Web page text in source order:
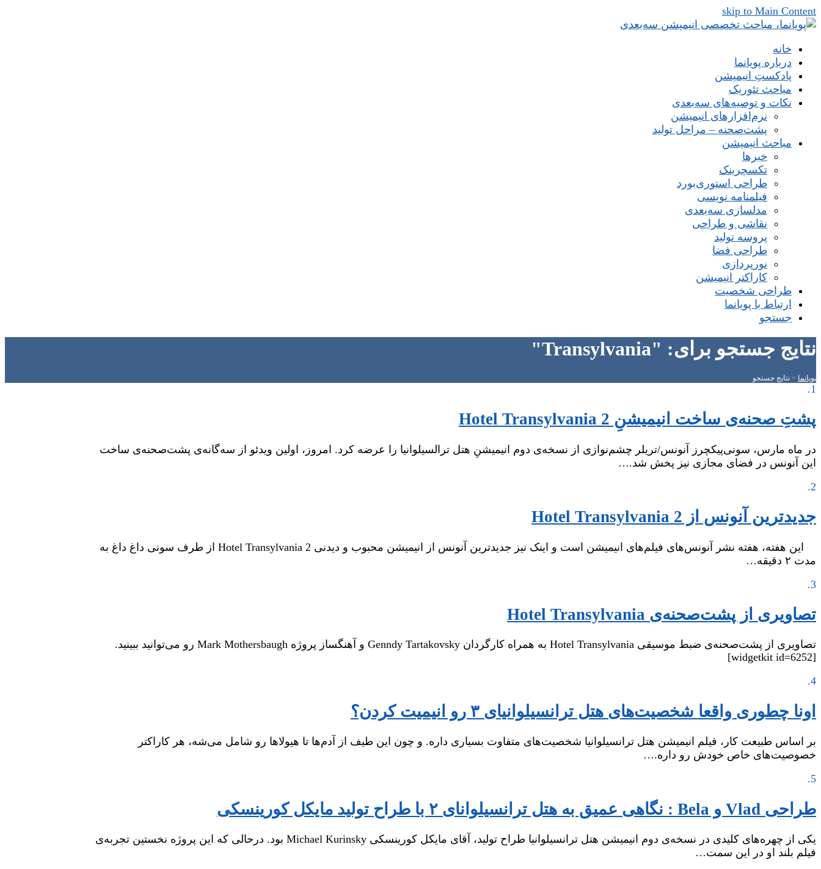
skip to Main Content
خانه
درباره پویانما
پادکستِ انیمیشن
مباحث تئوریک
نکات و توصیه‌های‌ سه‌بعدی
نرم‌افزارهای انیمیشن
پشت‌صحنه – مراحل تولید
مباحث انیمیشن
خبرها
تکسچرینک
طراحی استوری‌بورد
فیلمنامه نویسی
مدلسازی سه‌بعدی
نقاشی و طراحی
پروسه تولید
طراحی فضا
نورپردازی
کاراکتر انیمیشن
طراحی شخصیت
ارتباط با پویانما
جستجو
نتایج جستجو برای: "Transylvania"
پویانما > نتایج جستجو
1.
پشتِ صحنه‌ی ساخت انیمیشنِ Hotel Transylvania 2
در ماه مارس، سونی‌پیکچرز آنونس/تریلر چشم‌نوازی از نسخه‌ی دوم انیمیشنِ هتل ترالسیلوانیا را عرضه کرد. امروز، اولین ویدئو از سه‌گانه‌ی پشت‌صحنه‌ی ساخت
این آنونس در فضای مجازی نیز پخش شد.…
2.
جدیدترین آنونس از Hotel Transylvania 2
این هفته، هفته نشر آنونس‌های فیلم‌های انیمیشن است و اینک نیز جدیدترین آنونس از انیمیشن محبوب و دیدنی Hotel Transylvania 2 از طرف سونی داغ داغ به
مدت ۲ دقیقه…
3.
تصاویری از پشت‌صحنه‌ی Hotel Transylvania
تصاویری از پشت‌صحنه‌ی ضبط موسیقی Hotel Transylvania به همراه کارگردان Genndy Tartakovsky و آهنگساز پروژه Mark Mothersbaugh رو می‌توانید ببینید.
[widgetkit id=6252]
4.
اونا چطوری واقعا شخصیت‌های هتل ترانسیلوانیای ۳ رو انیمیت کردن؟
بر اساس طبیعت کار، فیلم انیمیشن هتل ترانسیلوانیا شخصیت‌های متفاوت بسیاری داره. و چون این طیف از آدم‌ها تا هیولاها رو شامل می‌شه، هر کاراکتر
خصوصیت‌های خاص خودش رو داره.…
5.
طراحی Vlad و Bela : نگاهی عمیق به هتل ترانسیلوانای ۲ با طراح تولید مایکل کورینسکی
یکی از چهره‌های کلیدی در نسخه‌ی دوم انیمیشن هتل ترانسیلوانیا طراح تولید، آقای مایکل کورینسکی Michael Kurinsky بود. درحالی که این پروژه نخستین تجربه‌ی
فیلم بلند او در این سمت…